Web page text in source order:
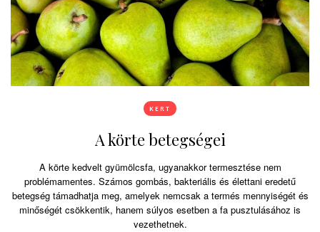
KERT
A körte betegségei
A körte kedvelt gyümölcsfa, ugyanakkor termesztése nem
problémamentes. Számos gombás, bakteriális és élettani eredetű
betegség támadhatja meg, amelyek nemcsak a termés mennyiségét és
minőségét csökkentik, hanem súlyos esetben a fa pusztulásához is
vezethetnek.